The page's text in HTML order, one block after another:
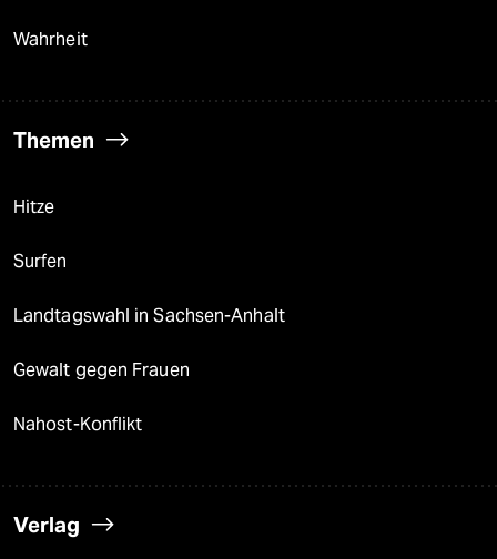
Wahrheit
Themen
Hitze
Surfen
Landtagswahl in Sachsen-Anhalt
Gewalt gegen Frauen
Nahost-Konflikt
Verlag